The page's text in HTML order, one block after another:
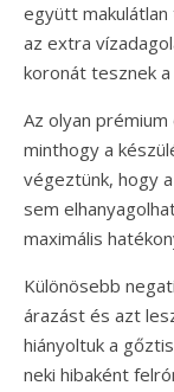
együtt
az extra
koronát tesznek a
Az olyan
minthogy a
végeztünk, hogy
sem
maximális
Különösebb
árazást és azt
hiányoltuk a
neki hibaként